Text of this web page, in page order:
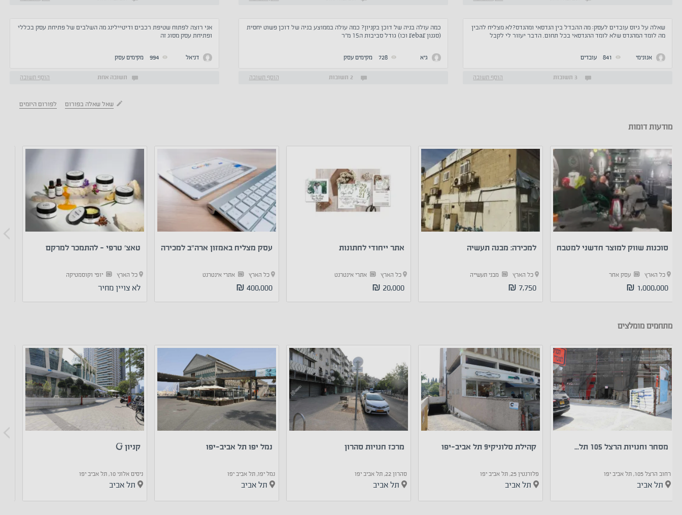
שאלה על גיוס עובדים לעסק: מה ההבדל בין הנדסאי ומהנדס?לא מצליח להבין
מה לומד המהנדס שלא לומד ההנדסאי בכל תחום. הדבר יעזור לי לקבל
אנונימי 841 עובדים
3 תשובות הוסף תשובה
כמה עולה בניה של דוכן בקניון? כמה עולה בממוצע בניה של דוכן פשוט יחסית
(סגנון rebar וכו) גודל סביבות ה15 מ"ר
גיא 728 מקימים עסק
2 תשובות הוסף תשובה
אני רוצה לפתוח שטיפת רכבים ודיטיילינג מה השלבים של פתיחת עסק בכללי
ופתיחת עסק מסוג זה
דניאל 994 מקימים עסק
תשובה אחת הוסף תשובה
שאל שאלה בפורום לפורום היזמים
מודעות דומות
סוכנות שווק למוצר חדשני למטבח
כל הארץ עסק אחר
1,000,000 ₪
למכירה: מבנה תעשיה
כל הארץ מבני תעשייה
7,750 ₪
אתר ייחודי לחתונות
כל הארץ אתרי אינטרנט
20,000 ₪
עסק מצליח באמזון ארה”ב למכירה
כל הארץ אתרי אינטרנט
400,000 ₪
טאצ’ טרפי - להתמכר למרקם
כל הארץ יופי וקוסמטיקה
לא צויין מחיר
מתחמים מומלצים
מסחר וחנויות הרצל 105 תל...
רחוב הרצל 105, תל אביב יפו
תל אביב
קהילת סלוניקי9 תל אביב-יפו
פלורנטין 25, תל אביב יפו
תל אביב
מרכז חנויות סהרון
סהרון 22, תל אביב יפו
תל אביב
נמל יפו תל אביב-יפו
נמל יפו, תל אביב יפו
תל אביב
קניון G
ניסים אלוני 10, תל אביב יפו
תל אביב